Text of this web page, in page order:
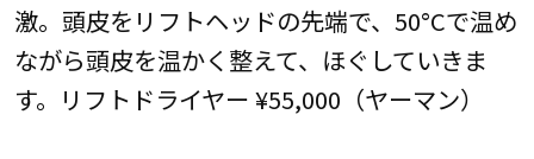
激。頭皮をリフトヘッドの先端で、50°Cで温め
ながら頭皮を温かく整えて、ほぐしていきま
す。リフトドライヤー ¥55,000（ヤーマン）